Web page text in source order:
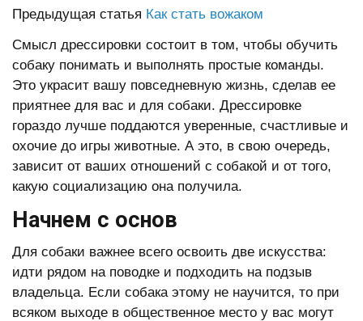
Предыдущая статья Как стать вожаком
Смысл дрессировки состоит в том, чтобы обучить
собаку понимать и выполнять простые команды.
Это украсит вашу повседневную жизнь, сделав ее
приятнее для вас и для собаки. Дрессировке
гораздо лучше поддаются уверенные, счастливые и
охочие до игры животные. А это, в свою очередь,
зависит от ваших отношений с собакой и от того,
какую социализацию она получила.
Начнем с основ
Для собаки важнее всего освоить две искусства:
идти рядом на поводке и подходить на подзыв
владельца. Если собака этому не научится, то при
всяком выходе в общественное место у вас могут